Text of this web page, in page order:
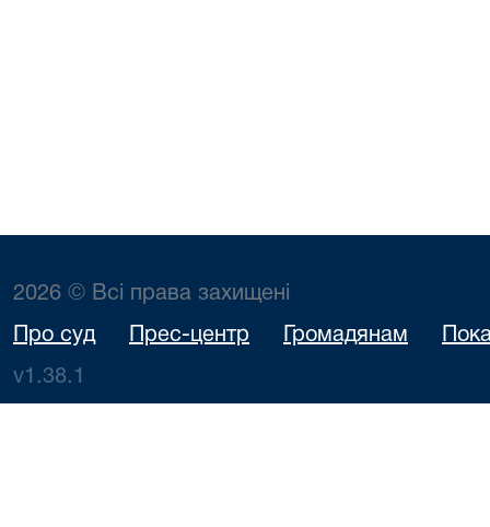
2026 © Всі права захищені
Про суд Прес-центр Громадянам
v1.38.1